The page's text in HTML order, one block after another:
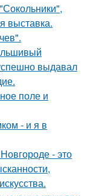
выставка.
выдавал
поле и
- и я в
- это